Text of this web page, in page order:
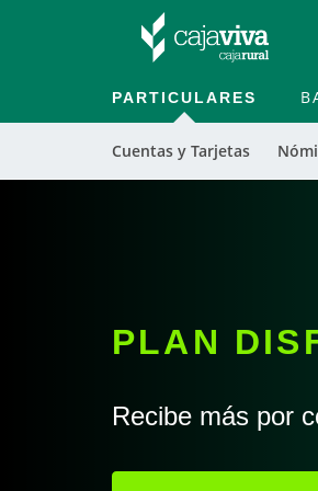
PARTICULARES
Cuentas y Tarjetas
PLAN
Recibe más por